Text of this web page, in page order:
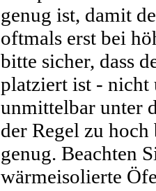
genug ist, damit
oftmals erst bei
bitte sicher, dass
platziert ist - nicht
unmittelbar unter
der Regel zu
genug. Beachten
wärmeisolierte